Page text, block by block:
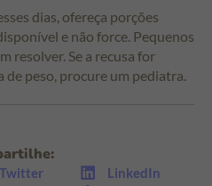
dias, ofereça porções
e não force. Pequenos
resolver. Se a recusa for
peso, procure um pediatra.
Twitter
LinkedIn